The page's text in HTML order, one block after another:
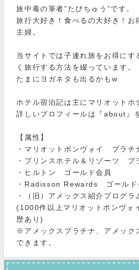
旅中毒の筆者”たびちゅう”です。
旅行大好き！食べるの大好き！お
主婦。
当サイトでは子連れ旅をお得にす
く旅行する方法を綴っています。
たまにヨガネタも出るかもw
ホテル宿泊記は主にマリオットホ
詳しいプロフィールは『about』
【属性】
・マリオットボンヴォイ プラチ
・プリンスホテル＆リゾーツ プ
・ヒルトン ゴールド会員
・Radisson Rewards ゴールド
・（旧）アメックス紹介プログラ
(1000件以上マリオットボンヴォ
歴あり)
※アメックスプラチナ、アメック
できます。